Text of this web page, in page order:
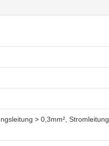
> 0,3mm², Stromleitung